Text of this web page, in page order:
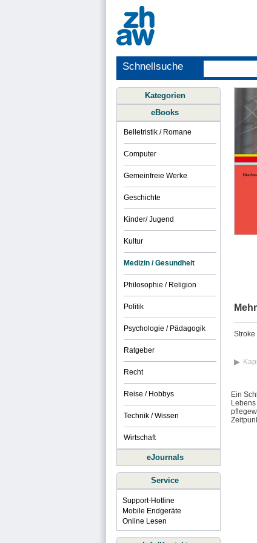
Schnellsuche
Ein
Kategorien
eBooks
Belletristik / Romane
Computer
Gemeinfreie Werke
Geschichte
Kinder/ Jugend
Kultur
Medizin / Gesundheit
Philosophie / Religion
Politik
Psychologie / Pädagogik
Ratgeber
Recht
Reise / Hobbys
Technik / Wissen
Wirtschaft
eJournals
Service
Support-Hotline
Mobile Endgeräte
Online Lesen